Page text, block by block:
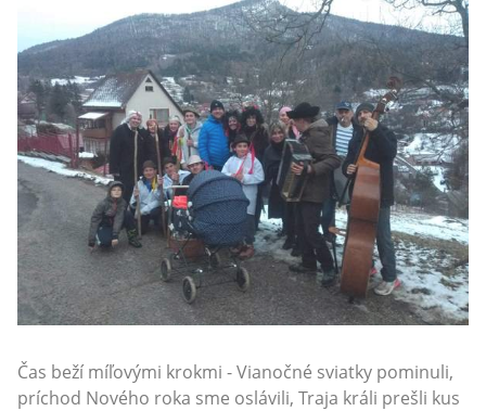
Čas beží míľovými krokmi - Vianočné sviatky pominuli,
príchod Nového roka sme oslávili, Traja králi prešli kus